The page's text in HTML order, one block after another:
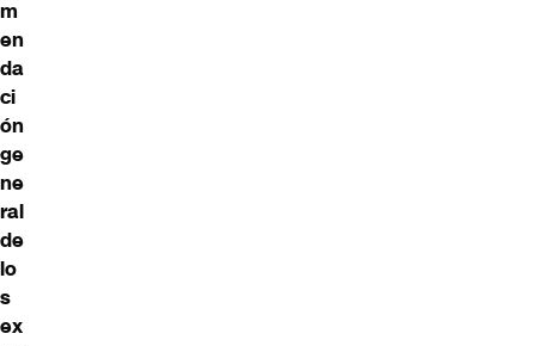
m
en
da
ci
ón
ge
ne
ral
de
lo
s
ex